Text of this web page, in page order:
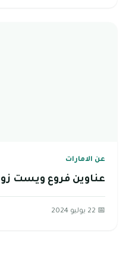
عن الامارات
عناوين فروع ويست
📅 22 يوليو 2024